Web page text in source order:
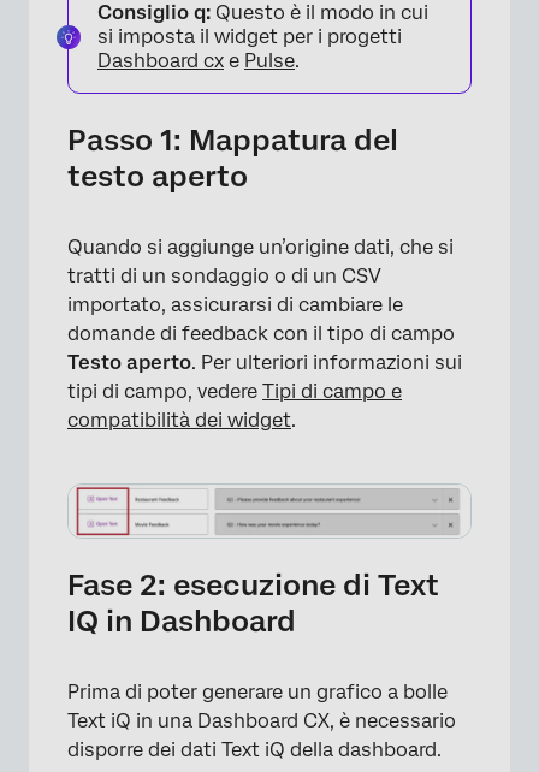
Consiglio q: Questo è il modo in cui
si imposta il widget per i progetti
Dashboard cx e Pulse.
Passo 1: Mappatura del
testo aperto
Quando si aggiunge un’origine dati, che si
tratti di un sondaggio o di un CSV
importato, assicurarsi di cambiare le
domande di feedback con il tipo di campo
Testo aperto. Per ulteriori informazioni sui
tipi di campo, vedere Tipi di campo e
compatibilità dei widget.
Fase 2: esecuzione di Text
IQ in Dashboard
Prima di poter generare un grafico a bolle
Text iQ in una Dashboard CX, è necessario
disporre dei dati Text iQ della dashboard.